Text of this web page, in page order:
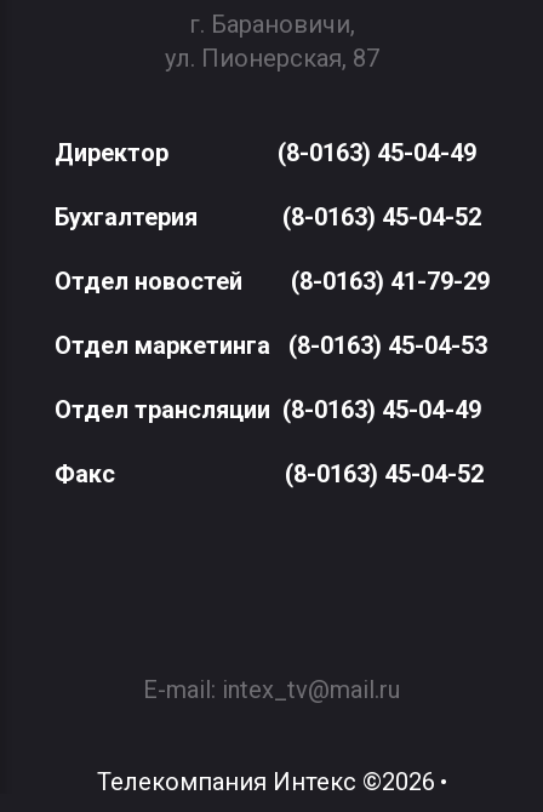
г. Барановичи,
ул. Пионерская, 87
Директор (8-0163) 45-04-49
Бухгалтерия (8-0163) 45-04-52
Отдел новостей (8-0163) 41-79-29
Отдел маркетинга (8-0163) 45-04-53
Отдел трансляции (8-0163) 45-04-49
Факс(8-0163) 45-04-52
E-mail: intex_tv@mail.ru
Телекомпания Интекс ©2026